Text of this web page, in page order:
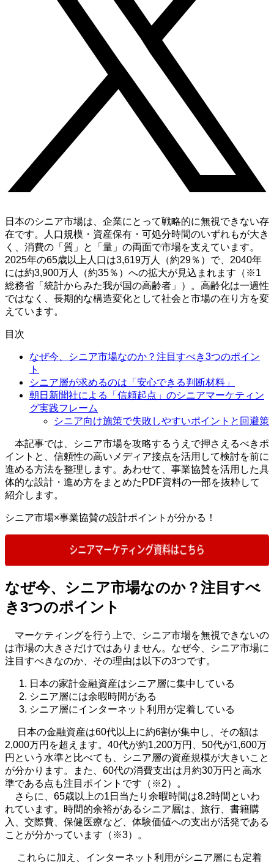
日本のシニア市場は、企業にとって戦略的に無視できない存
在です。人口規模・資産保有・可処分時間のいずれもが大き
く、消費の「質」と「量」の両面で市場を支えています。
2025年の65歳以上人口は3,619万人（約29％）で、 2040年
には約3,900万人（約35％）への拡大が見込まれます（※1
総務省「統計からみた我が国の高齢者」）。高齢化は一過性
ではなく、長期的な構造変化として社会と市場の在り方を変
えています。
目次
なぜ今、シニア市場なのか？注目すべき3つのポイン
ト
シニア層が求めるのは「安心できる判断材料」
朝日新聞社による「信頼起点」のシニアマーケティン
グ実践フレーム
シニア向け施策で失敗しやすいポイントと回避策
本記事では、シニア市場を攻略するうえで押さえるべきポ
イントと、信頼性の高いメディア接点を活用して検討を前に
進める方法を整理します。あわせて、事業協賛を活用した具
体的な設計・進め方をまとめた PDF資料の一部を抜粋して
紹介します。
シニア市場×事業協賛の設計ポイントが分かる！
なぜ今、シニア市場なのか？注目すべ
き3つのポイント
マーケティングを行う上で、シニア市場を無視できないの
は市場の大きさだけではありません。なぜ今、シニア市場に
注目すべきなのか、その理由は以下の3つです。
日本の家計金融資産はシニア層に集中している
シニア層には余暇時間がある
シニア層にインターネット利用が定着している
日本の金融資産は60代以上に約6割が集中し、その額は
2,000万円を超えます。 40代が約1,200万円、 50代が1,600万
円という水準と比べても、シニア層の資産規模が大きいこと
が分かります。また、 60代の消費支出は月約30万円と高水
準である点も注目ポイントです（※2）。
さらに、 65歳以上の1 日当たり余暇時間は8.2時間といわ
れています。時間的余裕があるシニア層は、旅行、書籍購
入、交際費、保健医療など、体験価値への支出が活発である
ことが分かっています（※3）。
これらに加え、インターネット利用がシニア層にも定着